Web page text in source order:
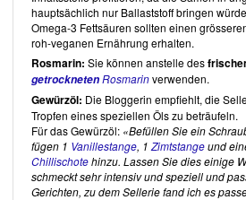
Suppen
Salate
Gemüsegerichte
Obstgerichte
Brote
Dips und Saucen
Käse
Sweets
Eis
Kuchen und Torten
hauptsächlich nur Ballaststoff bringen
Omega-3 Fettsäuren sollten einen
roh-veganen Ernährung erhalten.
Rosmarin: Sie können anstelle des
getrocknetenRosmarinverwenden.
Gewürzöl: Die Bloggerin empfiehlt, die
Tropfen eines speziellen Öls zu beträufeln.
Für das Gewürzöl: Befüllen Sie ein
fügen 1 Vanillestange, 1 Zimtstangeund
Chillischotehinzu. Lassen Sie dies einige
schmeckt sehr intensiv und speziell und
Gerichten, zu dem Sellerie fand ich es